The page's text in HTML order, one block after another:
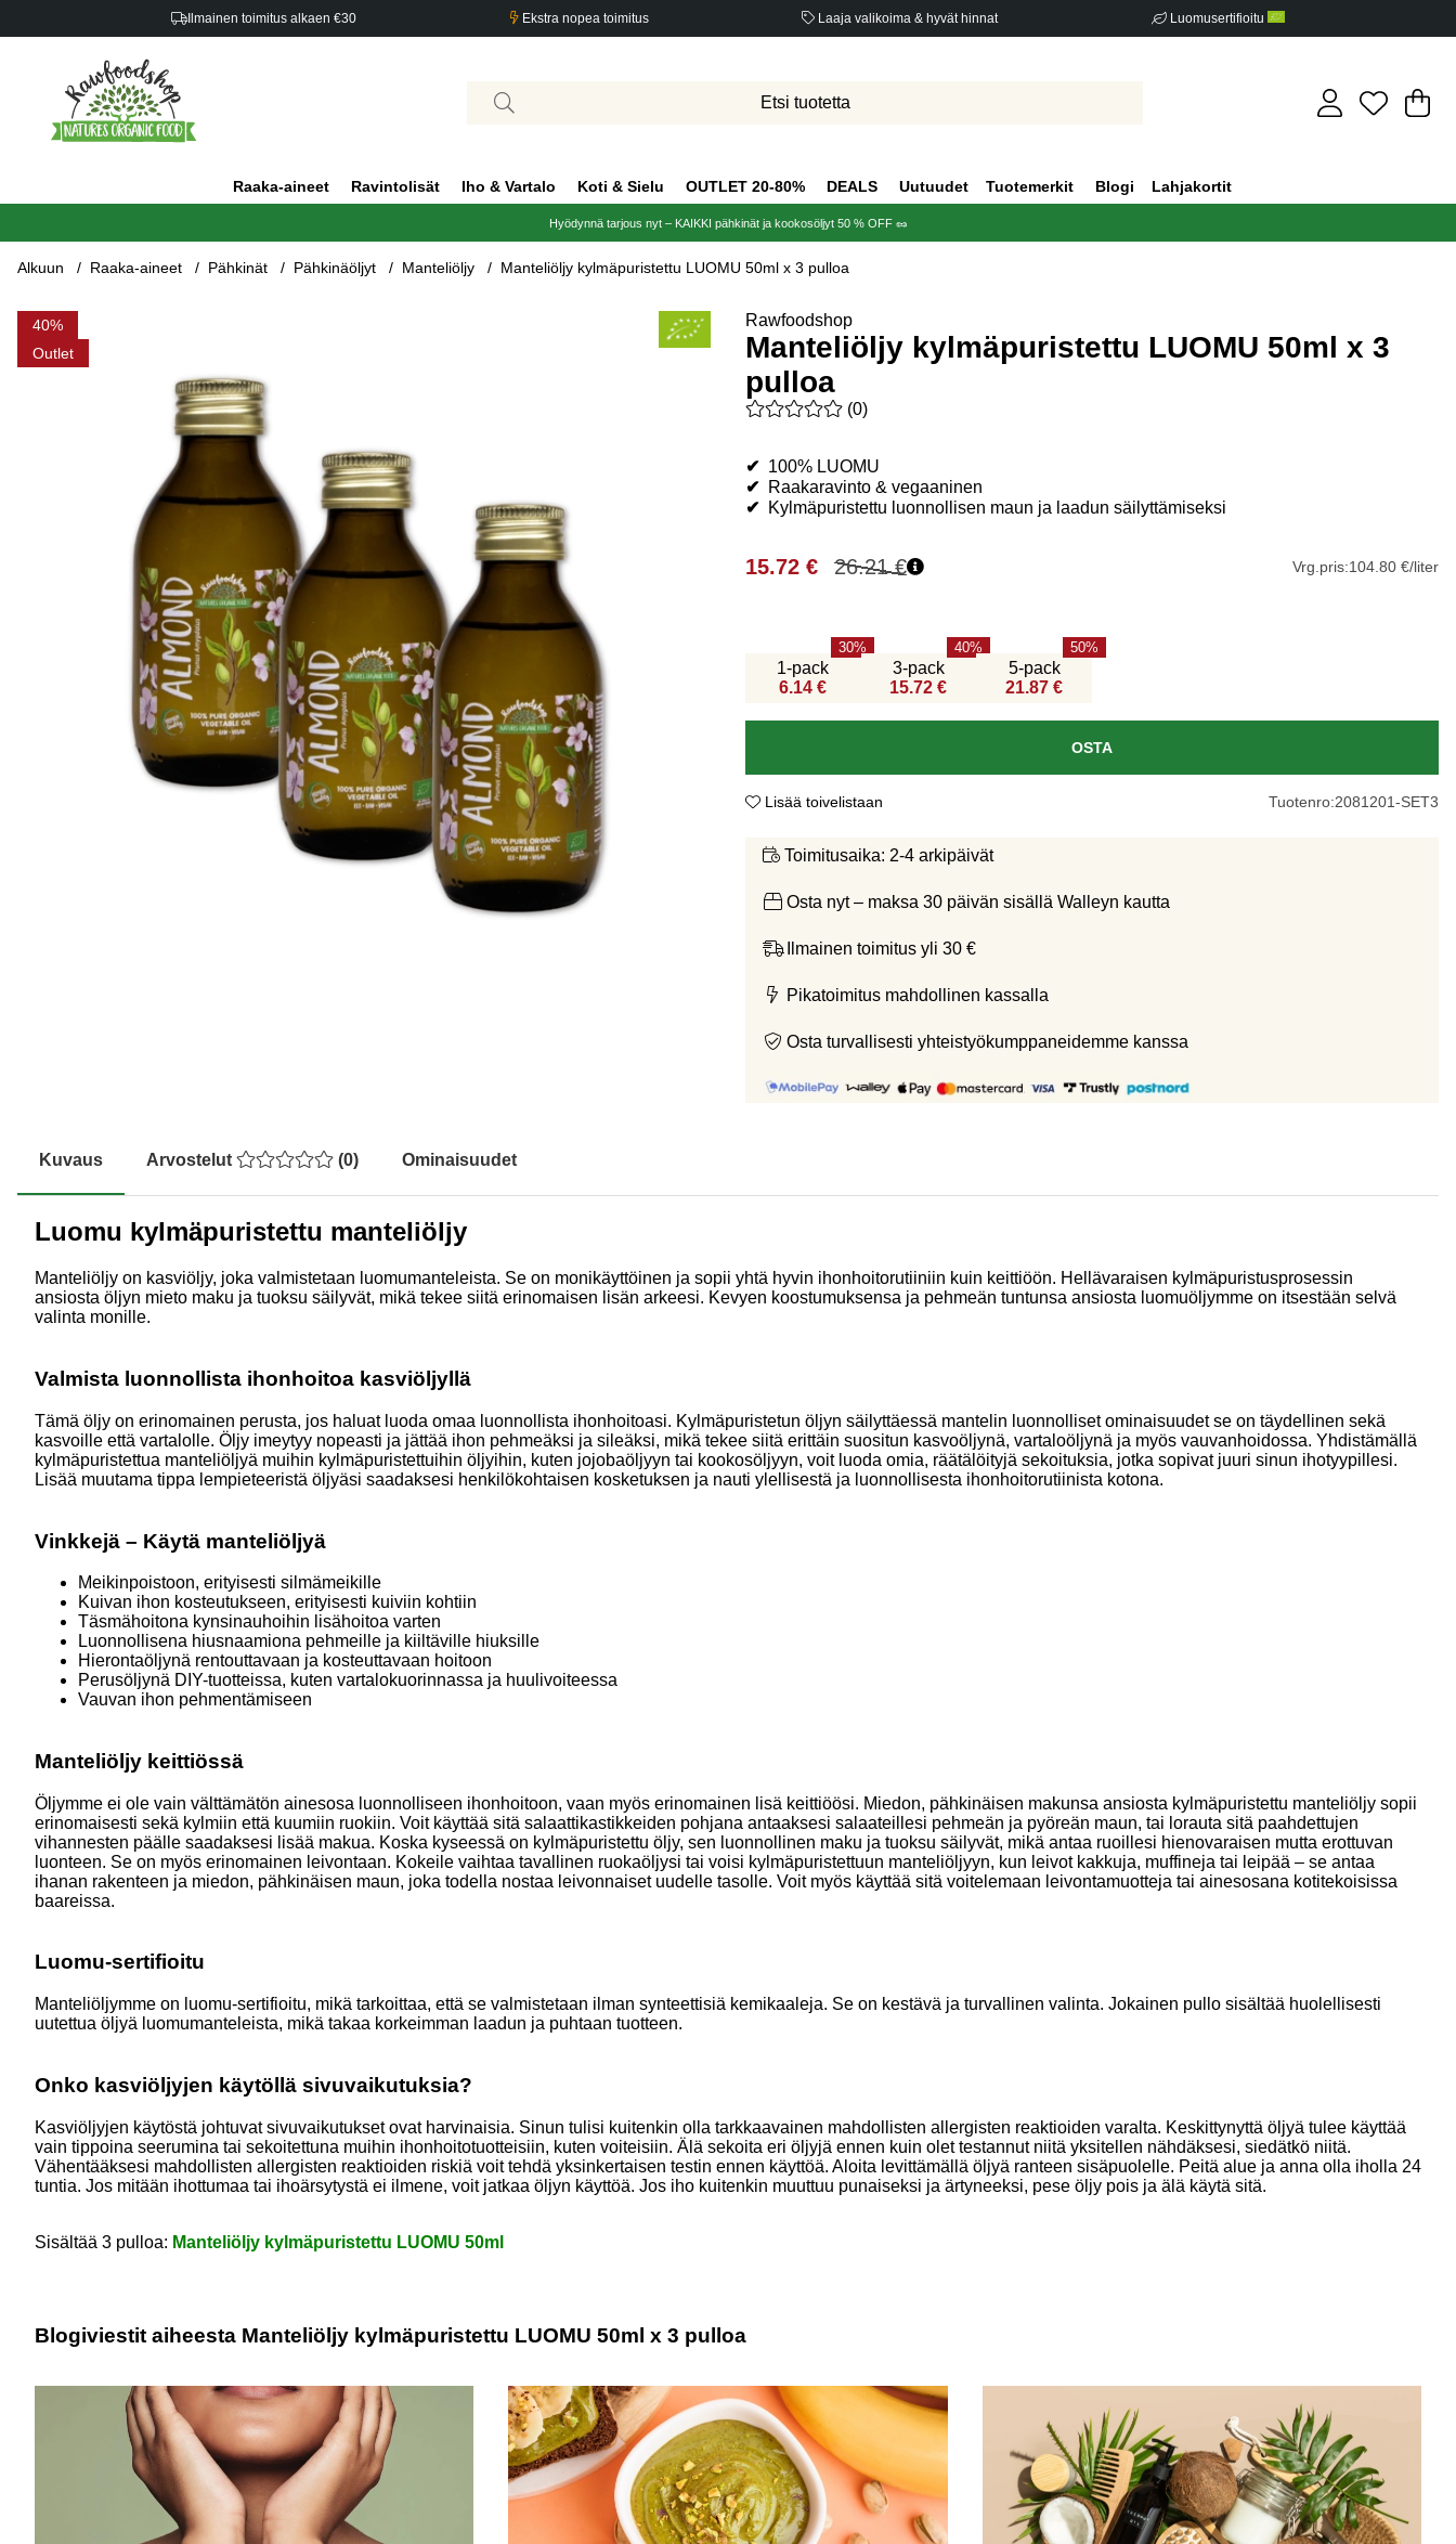
Ilmainen toimitus alkaen €30 Ekstra nopea toimitus Laaja valikoima & hyvät hinnat Luomusertifioitu
.
Raaka-aineet Ravintolisät Iho & Vartalo Koti & Sielu OUTLET 20-80% DEALS Uutuudet Tuotemerkit Blogi Lahjakortit
Hyödynnä tarjous nyt – KAIKKI pähkinät ja kookosöljyt 50 % OFF 🥜
Alkuun Raaka-aineet Pähkinät Pähkinäöljyt Manteliöljy Manteliöljy kylmäpuristettu LUOMU 50ml x 3 pulloa
40
Outlet
Tuotekuvat Manteliöljy kylmäpuristettu LUOMU 50ml x 3 pulloa Rawfoodshop
Manteliöljy kylmäpuristettu LUOMU 50ml x 3
pulloa
Keskiarvoluokitus 0 / 5 Arvioiden määrä 0
(0)
✔ 100% LUOMU
✔ Raakaravinto & vegaaninen
✔ Kylmäpuristettu luonnollisen maun ja laadun säilyttämiseksi
26.21€
15.72 € Vrg.pris:104.80 €/liter
1-pack
6.14 €
30
3-pack
15.72 €
40
5-pack
21.87 €
50
OSTA
Lisää toivelistaan Tuotenro:2081201-SET3
Toimitusaika: 2-4 arkipäivät
Osta nyt – maksa 30 päivän sisällä Walleyn kautta
Ilmainen toimitus yli 30 €
Pikatoimitus mahdollinen kassalla
Osta turvallisesti yhteistyökumppaneidemme kanssa
Kuvaus Arvostelut (0) Ominaisuudet
Luomu kylmäpuristettu manteliöljy
Manteliöljy on kasviöljy, joka valmistetaan luomumanteleista. Se on monikäyttöinen ja sopii yhtä hyvin ihonhoitorutiiniin kuin keittiöön. Hellävaraisen kylmäpuristusprosessin
ansiosta öljyn mieto maku ja tuoksu säilyvät, mikä tekee siitä erinomaisen lisän arkeesi. Kevyen koostumuksensa ja pehmeän tuntunsa ansiosta luomuöljymme on itsestään selvä
valinta monille.
Valmista luonnollista ihonhoitoa kasviöljyllä
Tämä öljy on erinomainen perusta, jos haluat luoda omaa luonnollista ihonhoitoasi. Kylmäpuristetun öljyn säilyttäessä mantelin luonnolliset ominaisuudet se on täydellinen sekä
kasvoille että vartalolle. Öljy imeytyy nopeasti ja jättää ihon pehmeäksi ja sileäksi, mikä tekee siitä erittäin suositun kasvoöljynä, vartaloöljynä ja myös vauvanhoidossa. Yhdistämällä
kylmäpuristettua manteliöljyä muihin kylmäpuristettuihin öljyihin, kuten jojobaöljyyn tai kookosöljyyn, voit luoda omia, räätälöityjä sekoituksia, jotka sopivat juuri sinun ihotyypillesi.
Lisää muutama tippa lempieteeristä öljyäsi saadaksesi henkilökohtaisen kosketuksen ja nauti ylellisestä ja luonnollisesta ihonhoitorutiinista kotona.
Vinkkejä – Käytä manteliöljyä
Meikinpoistoon, erityisesti silmämeikille
Kuivan ihon kosteutukseen, erityisesti kuiviin kohtiin
Täsmähoitona kynsinauhoihin lisähoitoa varten
Luonnollisena hiusnaamiona pehmeille ja kiiltäville hiuksille
Hierontaöljynä rentouttavaan ja kosteuttavaan hoitoon
Perusöljynä DIY-tuotteissa, kuten vartalokuorinnassa ja huulivoiteessa
Vauvan ihon pehmentämiseen
Manteliöljy keittiössä
Öljymme ei ole vain välttämätön ainesosa luonnolliseen ihonhoitoon, vaan myös erinomainen lisä keittiöösi. Miedon, pähkinäisen makunsa ansiosta kylmäpuristettu manteliöljy sopii
erinomaisesti sekä kylmiin että kuumiin ruokiin. Voit käyttää sitä salaattikastikkeiden pohjana antaaksesi salaateillesi pehmeän ja pyöreän maun, tai lorauta sitä paahdettujen
vihannesten päälle saadaksesi lisää makua. Koska kyseessä on kylmäpuristettu öljy, sen luonnollinen maku ja tuoksu säilyvät, mikä antaa ruoillesi hienovaraisen mutta erottuvan
luonteen. Se on myös erinomainen leivontaan. Kokeile vaihtaa tavallinen ruokaöljysi tai voisi kylmäpuristettuun manteliöljyyn, kun leivot kakkuja, muffineja tai leipää – se antaa
ihanan rakenteen ja miedon, pähkinäisen maun, joka todella nostaa leivonnaiset uudelle tasolle. Voit myös käyttää sitä voitelemaan leivontamuotteja tai ainesosana kotitekoisissa
baareissa.
Luomu-sertifioitu
Manteliöljymme on luomu-sertifioitu, mikä tarkoittaa, että se valmistetaan ilman synteettisiä kemikaaleja. Se on kestävä ja turvallinen valinta. Jokainen pullo sisältää huolellisesti
uutettua öljyä luomumanteleista, mikä takaa korkeimman laadun ja puhtaan tuotteen.
Onko kasviöljyjen käytöllä sivuvaikutuksia?
Kasviöljyjen käytöstä johtuvat sivuvaikutukset ovat harvinaisia. Sinun tulisi kuitenkin olla tarkkaavainen mahdollisten allergisten reaktioiden varalta. Keskittynyttä öljyä tulee käyttää
vain tippoina seerumina tai sekoitettuna muihin ihonhoitotuotteisiin, kuten voiteisiin. Älä sekoita eri öljyjä ennen kuin olet testannut niitä yksitellen nähdäksesi, siedätkö niitä.
Vähentääksesi mahdollisten allergisten reaktioiden riskiä voit tehdä yksinkertaisen testin ennen käyttöä. Aloita levittämällä öljyä ranteen sisäpuolelle. Peitä alue ja anna olla iholla 24
tuntia. Jos mitään ihottumaa tai ihoärsytystä ei ilmene, voit jatkaa öljyn käyttöä. Jos iho kuitenkin muuttuu punaiseksi ja ärtyneeksi, pese öljy pois ja älä käytä sitä.
Sisältää 3 pulloa: Manteliöljy kylmäpuristettu LUOMU 50ml
Blogiviestit aiheesta Manteliöljy kylmäpuristettu LUOMU 50ml x 3 pulloa